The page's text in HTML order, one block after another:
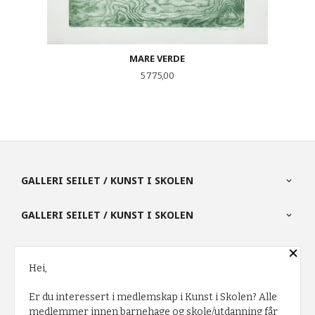
MARE VERDE
Pris
5 775,00
GALLERI SEILET / KUNST I SKOLEN
GALLERI SEILET / KUNST I SKOLEN
PARTNERE
FRAKT KJØPSBETINGELSER SIKKERHET OG PERSONVERN
×
Hei,
Er du interessert i medlemskap i Kunst i Skolen? Alle
medlemmer innen barnehage og skole/utdanning får